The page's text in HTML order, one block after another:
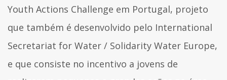
Youth Actions Challenge em Portugal, projeto
que também é desenvolvido pelo International
Secretariat for Water / Solidarity Water Europe,
e que consiste no incentivo a jovens de